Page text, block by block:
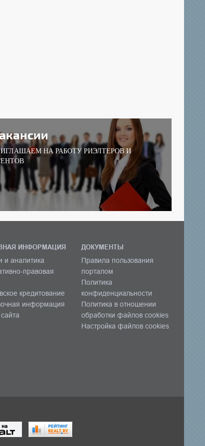
НА РАБОТУ РИЭЛТЕРОВ И
ИНФОРМАЦИЯ
и аналитика
правовая
кредитование
информация
ДОКУМЕНТЫ
Правила пользования
порталом
Политика
конфиденциальности
Политика в отношении
обработки файлов cookies
Настройка файлов cookies